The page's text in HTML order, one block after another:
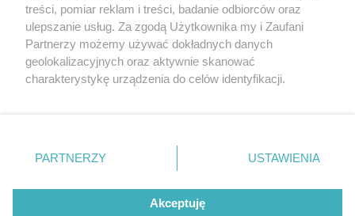
© 2026 Grupa ZPR Media
treści, pomiar reklam i treści, badanie odbiorców oraz
ulepszanie usług. Za zgodą Użytkownika my i Zaufani
Partnerzy możemy używać dokładnych danych
geolokalizacyjnych oraz aktywnie skanować
charakterystykę urządzenia do celów identyfikacji.
zmienić/wycofać klikając przycisk ustawień prywatności
znajdujący się w lewym dolnym rogu strony
rodzaje przetwarzania danych nie wymagają zgody
użytkownika, ale masz prawo sprzeciwić się takiemu
PARTNERZY USTAWIENIA
Akceptuję